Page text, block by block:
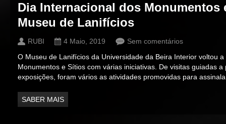
Dia Internacional dos Monumentos
Museu de Lanifícios
RUBI 4 Maio, 2019
Sem comentários
O Museu de Lanifícios da Universidade da Beira Interior voltou
Monumentos e Sítios com várias iniciativas. De visitas guiadas
exposições, foram vários as atividades promovidas para
SABER MAIS